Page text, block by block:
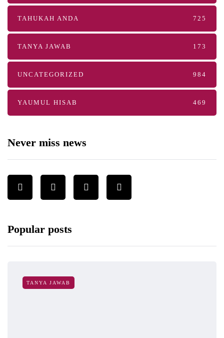
TAHUKAH ANDA 725
TANYA JAWAB 173
UNCATEGORIZED 984
YAUMUL HISAB 469
Never miss news
Popular posts
TANYA JAWAB